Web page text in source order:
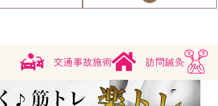
交通事故施術 訪問鍼灸